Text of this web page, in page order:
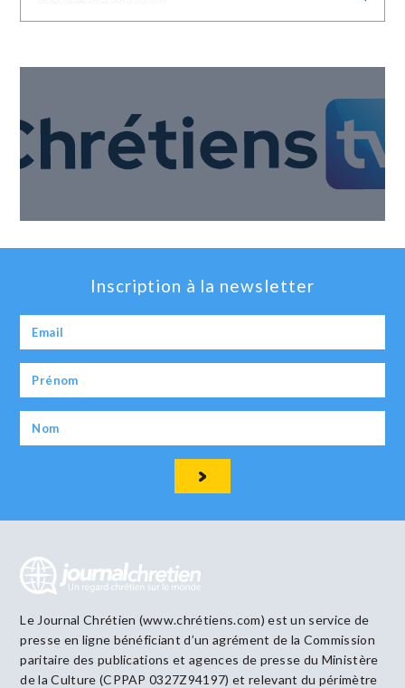
Inscription à la newsletter
Le Journal Chrétien (www.chrétiens.com) est un service de
presse en ligne bénéficiant d’un agrément de la Commission
paritaire des publications et agences de presse du Ministère
de la Culture (CPPAP 0327Z94197) et relevant du périmètre